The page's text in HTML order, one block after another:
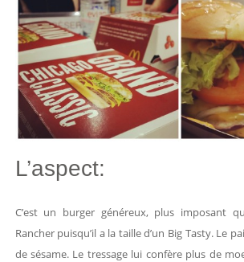
L’aspect:
C’est un burger généreux, plus imposant
Rancher puisqu’il a la taille d’un Big Tasty. Le
de sésame. Le tressage lui confère plus de